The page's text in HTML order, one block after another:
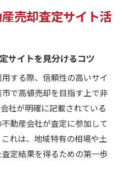
売却査定サイト活
サイトを見分けるコツ
する際、信頼性の高いサイ
で高値売却を目指す上で非
社が明確に記載されている
動産会社が査定に参加して
れは、地域特有の相場や土
定結果を得るための第一歩